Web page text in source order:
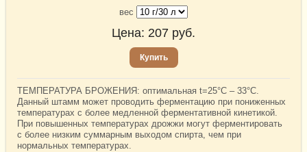
вес
Цена: 207 руб.
Купить
ТЕМПЕРАТУРА БРОЖЕНИЯ: оптимальная t=25°C – 33°C.
Данный штамм может проводить ферментацию при пониженных
температурах с более медленной ферментативной кинетикой.
При повышенных температурах дрожжи могут ферментировать
с более низким суммарным выходом спирта, чем при
нормальных температурах.